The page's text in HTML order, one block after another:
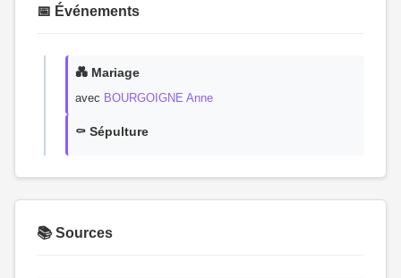
📅 Événements
💑 Mariage
avec BOURGOIGNE Anne
⚰️ Sépulture
📚 Sources